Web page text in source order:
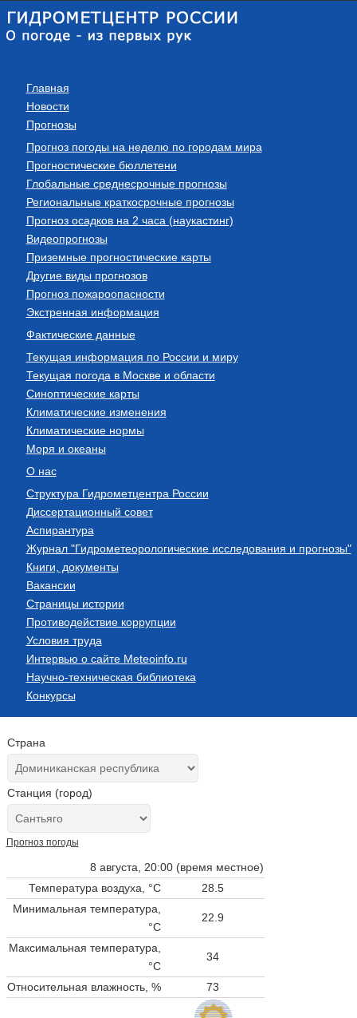
Главная
Новости
Прогнозы
Прогноз погоды на неделю по городам мира
Прогностические бюллетени
Глобальные среднесрочные прогнозы
Региональные краткосрочные прогнозы
Прогноз осадков на 2 часа (наукастинг)
Видеопрогнозы
Приземные прогностические карты
Другие виды прогнозов
Прогноз пожароопасности
Экстренная информация
Фактические данные
Текущая информация по России и миру
Текущая погода в Москве и области
Синоптические карты
Климатические изменения
Климатические нормы
Моря и океаны
О нас
Структура Гидрометцентра России
Диссертационный совет
Аспирантура
Журнал "Гидрометеорологические исследования и прогнозы"
Книги, документы
Вакансии
Страницы истории
Противодействие коррупции
Условия труда
Интервью о сайте Meteoinfo.ru
Научно-техническая библиотека
Конкурсы
Страна
Станция (город)
Прогноз погоды
8 августа, 20:00 (время местное)
Температура воздуха, °C
28.5
Минимальная температура,
°C
22.9
Максимальная температура,
°C
34
Относительная влажность, % 73